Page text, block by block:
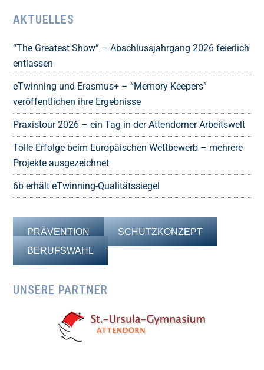
AKTUELLES
“The Greatest Show” – Abschlussjahrgang 2026 feierlich
entlassen
eTwinning und Erasmus+ – “Memory Keepers”
veröffentlichen ihre Ergebnisse
Praxistour 2026 – ein Tag in der Attendorner Arbeitswelt
Tolle Erfolge beim Europäischen Wettbewerb – mehrere
Projekte ausgezeichnet
6b erhält eTwinning-Qualitätssiegel
PRÄVENTION
SCHUTZKONZEPT
BERUFSWAHL
UNSERE PARTNER